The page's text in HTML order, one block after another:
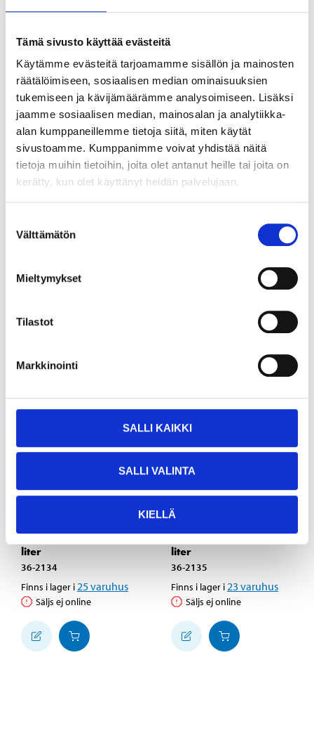
Tämä sivusto käyttää evästeitä
Käytämme evästeitä tarjoamamme sisällön ja mainosten
räätälöimiseen, sosiaalisen median ominaisuuksien
tukemiseen ja kävijämäärämme analysoimiseen. Lisäksi
jaamme sosiaalisen median, mainosalan ja analytiikka-
alan kumppaneillemme tietoja siitä, miten käytät
sivustoamme. Kumppanimme voivat yhdistää näitä
tietoja muihin tietoihin, joita olet antanut heille tai joita on
kerätty, kun olet käyttänyt heidän palvelujaan.
valinta
Välttämätön
Mieltymykset
Tilastot
Markkinointi
SALLI KAIKKI
SALLI VALINTA
KIELLÄ
1495
36-2033
Säljs ej online
2395
Takfärg CEILING, 3
liter
36-2134
Finns i lager i 25varuhus
Säljs ej online
44
Takfärg CEILING, 10
liter
36-2135
Finns i lager i 23 varuhus
Säljs ej online